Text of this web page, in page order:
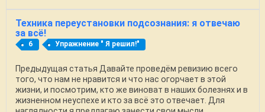
Техника переустановки подсознания: я отвечаю
за всё!
6 Упражнение " Я решил!"
Предыдущая статья Давайте проведём ревизию всего
того, что нам не нравится и что нас огорчает в этой
жизни, и посмотрим, кто же виноват в наших болезнях и в
жизненном неуспехе и кто за всё это отвечает. Для